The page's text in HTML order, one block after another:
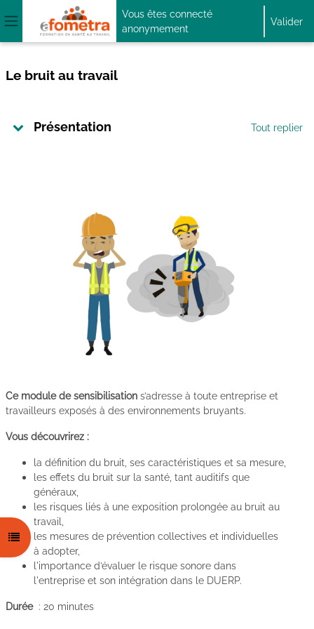
Passer au contenu principal
Panneau latéral
Vous êtes connecté
anonymement
Valider
Ouvrir l’index du cours
Le bruit au travail
Présentation Tout replier
Ce modulede sensibilisation s’adresse à toute entreprise et
travailleurs exposés à des environnements bruyants.
Vous découvrirez :
la définition du bruit, ses caractéristiques et sa mesure,
les effets du bruit sur la santé, tant auditifs que
généraux,
les risques liés à une exposition prolongée au bruit au
travail,
les mesures de prévention collectives et individuelles
à adopter,
l'importance d’évaluer le risque sonore dans
l'entreprise et son intégration dans le DUERP.
Durée: 20 minutes